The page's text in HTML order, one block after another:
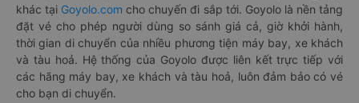
khác tại Goyolo.com cho chuyến đi sắp tới. Goyolo là nền tảng
đặt vé cho phép người dùng so sánh giá cả, giờ khởi hành,
thời gian di chuyển của nhiều phương tiện máy bay, xe khách
và tàu hoả. Hệ thống của Goyolo được liên kết trực tiếp với
các hãng máy bay, xe khách và tàu hoả, luôn đảm bảo có vé
cho bạn di chuyển.